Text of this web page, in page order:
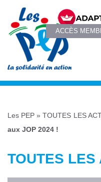
ACCÈS
Les PEP »TOUTES LES
aux JOP 2024 !
TOUTES LES